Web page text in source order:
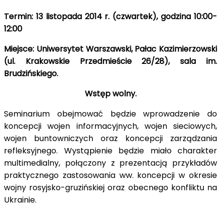
Termin: 13 listopada 2014 r. (czwartek), godzina 10:00-
12:00
Miejsce: Uniwersytet Warszawski, Pałac Kazimierzowski
(ul. Krakowskie Przedmieście 26/28), sala im.
Brudzińskiego.
Wstęp wolny.
Seminarium obejmować będzie wprowadzenie do
koncepcji wojen informacyjnych, wojen sieciowych,
wojen buntowniczych oraz koncepcji zarządzania
refleksyjnego. Wystąpienie będzie miało charakter
multimedialny, połączony z prezentacją przykładów
praktycznego zastosowania ww. koncepcji w okresie
wojny rosyjsko-gruzińskiej oraz obecnego konfliktu na
Ukrainie.